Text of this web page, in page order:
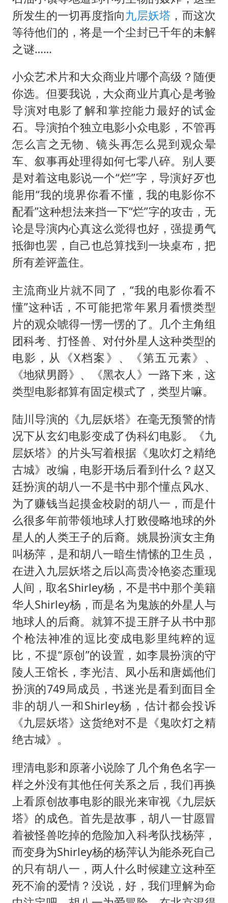
所发生的一切再度指向九层妖塔 ，而这次
等待他们的，将是一个尘封已千年的未解
之谜……
小众艺术片和大众商业片哪个高级？随便
你选。但要我说，大众商业片真心是考验
导演对电影了解和掌控能力最好的试金
石。导演拍个独立电影小众电影，不管再
怎么言之无物、镜头再怎么晃到观众晕
车、叙事再处理得如何七零八碎。别人要
是对着这电影说一个“烂”字，导演好歹也
能用“我的境界你看不懂，我的电影你不
配看”这种想法来挡一下“烂”字的攻击，无
论是导演内心真这么觉得也好，强提勇气
抵御也罢，自己也总算找到一块桌布，把
所有差评盖住。
主流商业片就不同了，“我的电影你看不
懂”这种话，不可能把常年累月看惯类型
片的观众唬得一愣一愣的了。几个主角组
团科考、打怪兽、对付外星人这种类型的
电影，从《X档案》、《第五元素》、
《地狱男爵》、《黑衣人》一路下来，这
类型电影都算有固定模式了，类型片嘛。
陆川导演的《九层妖塔》在毫无预警的情
况下从玄幻电影变成了伪科幻电影。《九
层妖塔》的片头写着根据《鬼吹灯之精绝
古城》改编，电影开场后看到什么？赵又
廷扮演的胡八一不是书中那个懂点风水、
为了赚钱当起摸金校尉的胡八一，而是什
么很多年前带领地球人打败侵略地球的外
星人的人类王子的后裔。姚晨扮演女主角
叫杨萍，是和胡八一暗生情愫的卫生员，
在进入九层妖塔之后以高贵冷艳姿态重现
人间，取名Shirley杨，不是书中那个美籍
华人Shirley杨，而是名为鬼族的外星人与
地球人的后裔。就算不提王胖子从书中那
个枪法神准的逗比变成电影里纯粹的逗
比，不提“原创”的设置，如李晨扮演的守
陵人王馆长，李光洁、凤小岳和唐嫣他们
扮演的749局成员，书迷光是看到面目全
非的胡八一和Shirley杨，估计都会投诉
《九层妖塔》这货绝对不是《鬼吹灯之精
绝古城》。
理清电影和原著小说除了几个角色名字一
样之外没有其他任何关系之后，我们再换
上看原创故事电影的眼光来审视《九层妖
塔》的成色。首先是故事，胡八一甘愿冒
着被怪兽吃掉的危险加入科考队找杨萍，
而变身为Shirley杨的杨萍认为能杀死自己
的只有胡八一，两人什么时候建立这种至
死不渝的爱情？没说，好，我们理解为命